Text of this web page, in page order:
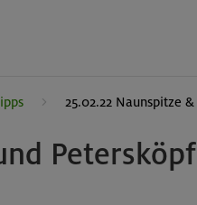
25.02.22 Naunspitze